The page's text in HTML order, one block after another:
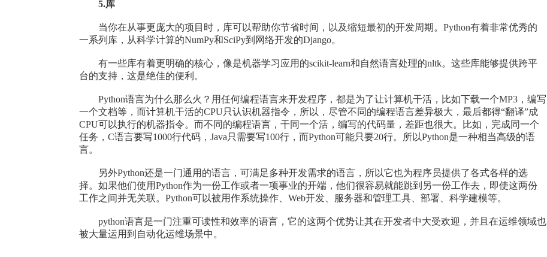
5.库
当你在从事更庞大的项目时，库可以帮助你节省时间，以及缩短最初的开发周期。Python有着非常优秀的
一系列库，从科学计算的NumPy和SciPy到网络开发的Django。
有一些库有着更明确的核心，像是机器学习应用的scikit-learn和自然语言处理的nltk。这些库能够提供跨平
台的支持，这是绝佳的便利。
Python语言为什么那么火？用任何编程语言来开发程序，都是为了让计算机干活，比如下载一个MP3，编写
一个文档等，而计算机干活的CPU只认识机器指令，所以，尽管不同的编程语言差异极大，最后都得“翻译”成
CPU可以执行的机器指令。而不同的编程语言，干同一个活，编写的代码量，差距也很大。比如，完成同一个
任务，C语言要写1000行代码，Java只需要写100行，而Python可能只要20行。所以Python是一种相当高级的语
言。
另外Python还是一门通用的语言，可满足多种开发需求的语言，所以它也为程序员提供了各式各样的选
择。如果他们使用Python作为一份工作或者一项事业的开端，他们很容易就能跳到另一份工作去，即使这两份
工作之间并无关联。Python可以被用作系统操作、Web开发、服务器和管理工具、部署、科学建模等。
python语言是一门注重可读性和效率的语言，它的这两个优势让其在开发者中大受欢迎，并且在运维领域也
被大量运用到自动化运维场景中。